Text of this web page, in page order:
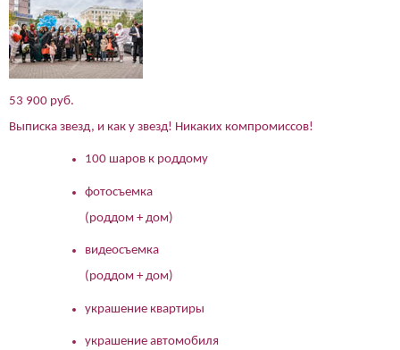
53 900 руб.
Выписка звезд, и как у звезд! Никаких компромиссов!
100 шаров к роддому
фотосъемка
(роддом + дом)
видеосъемка
(роддом + дом)
украшение квартиры
украшение автомобиля